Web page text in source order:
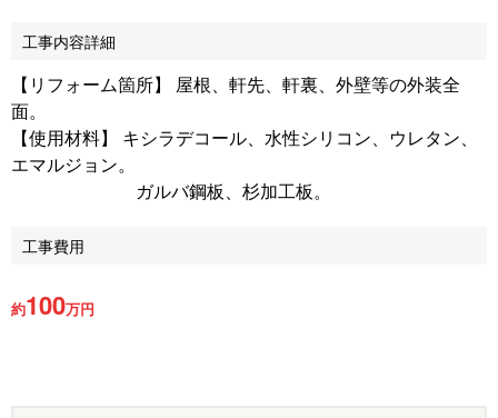
工事内容詳細
【リフォーム箇所】 屋根、軒先、軒裏、外壁等の外装全
面。
【使用材料】 キシラデコール、水性シリコン、ウレタン、
エマルジョン。
ガルバ鋼板、杉加工板。
工事費用
約100万円